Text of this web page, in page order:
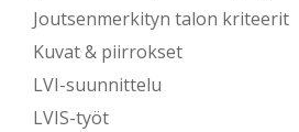
Joutsenmerkityn talon kriteerit
Kuvat & piirrokset
LVI-suunnittelu
LVIS-työt